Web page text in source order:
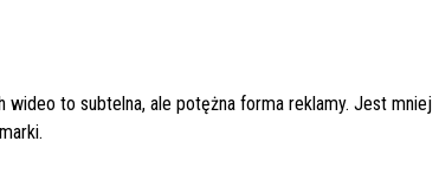
to subtelna, ale potężna forma reklamy. Jest mniej